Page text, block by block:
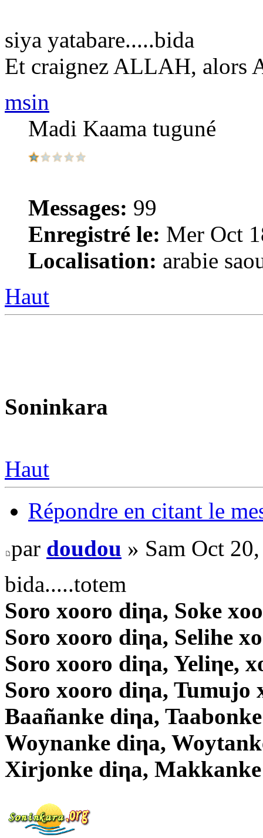
siya yatabare.....bida
Et craignez ALLAH, alors
msin
Madi Kaama tuguné
Messages: 99
Enregistré le: Mer Oct
Localisation: arabie
Haut
Soninkara
Haut
Répondre en citant le
par doudou » Sam Oct
bida.....totem
Soro xooro diηa, Soke
Soro xooro diηa, Selihe
Soro xooro diηa, Yeliηe,
Soro xooro diηa, Tumujo
Baañanke diηa,
Woynanke diηa,
Xirjonke diηa,